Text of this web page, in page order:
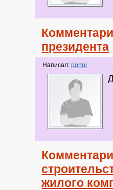
президента
Написал:ponni
жилого